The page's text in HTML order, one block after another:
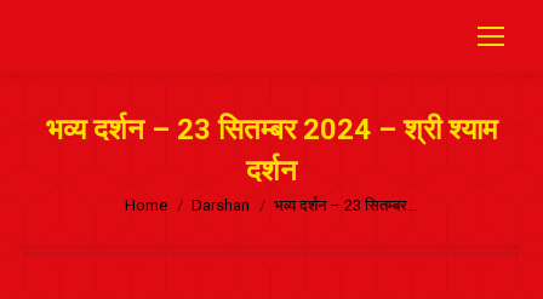
भव्य दर्शन – 23 सितम्बर 2024 – श्री श्याम
दर्शन
Home Darshan भव्य दर्शन – 23 सितम्बर…